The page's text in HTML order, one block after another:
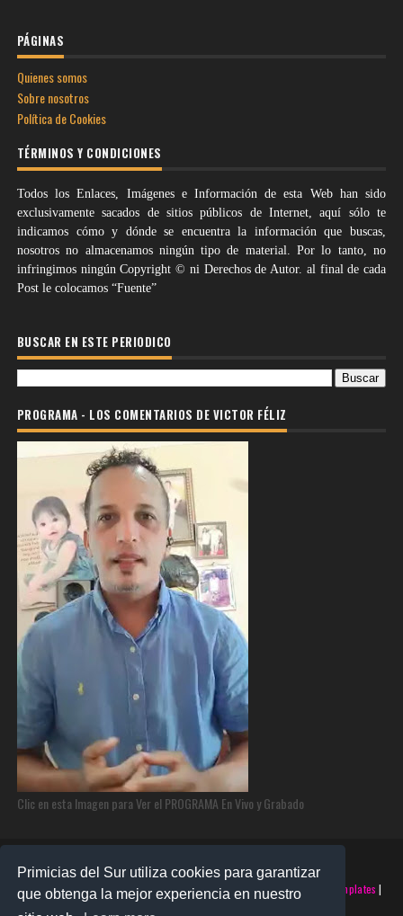
Primicias del Sur utiliza cookies para garantizar
que obtenga la mejor experiencia en nuestro
PÁGINAS
Quienes somos
Sobre nosotros
Política de Cookies
TÉRMINOS Y CONDICIONES
Todos los Enlaces, Imágenes e Información de esta Web han sido
exclusivamente sacados de sitios públicos de Internet, aquí sólo te
indicamos cómo y dónde se encuentra la información que buscas,
nosotros no almacenamos ningún tipo de material. Por lo tanto, no
infringimos ningún Copyright © ni Derechos de Autor. al final de cada
Post le colocamos “Fuente”
BUSCAR EN ESTE PERIODICO
PROGRAMA - LOS COMENTARIOS DE VICTOR FÉLIZ
Clic en esta Imagen para Ver el PROGRAMA En Vivo y Grabado
©2025 PRIMICIAS DEL SUR | Derechos Reservados | Creado con SoraTemplates |
Realizado porSANTO MONTERO